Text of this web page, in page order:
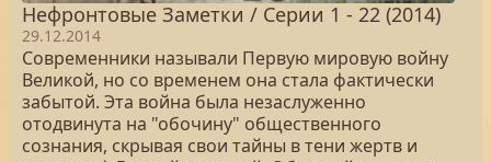
Нефронтовые Заметки / Серии 1 - 22 (2014)
29.12.2014
Современники называли Первую мировую войну
Великой, но со временем она стала фактически
забытой. Эта война была незаслуженно
отодвинута на "обочину" общественного
сознания, скрывая свои тайны в тени жертв и